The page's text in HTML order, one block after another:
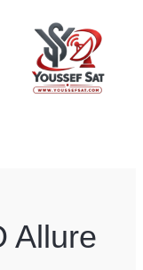
Allure